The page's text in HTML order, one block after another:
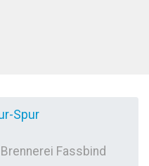
Spur
Fassbind